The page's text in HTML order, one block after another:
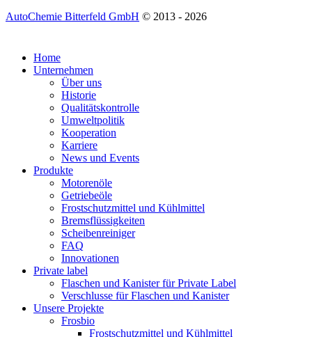
AutoChemie Bitterfeld GmbH © 2013 - 2026
Home
Unternehmen
Über uns
Historie
Qualitätskontrolle
Umweltpolitik
Kooperation
Karriere
News und Events
Produkte
Motorenöle
Getriebeöle
Frostschutzmittel und Kühlmittel
Bremsflüssigkeiten
Scheibenreiniger
FAQ
Innovationen
Private label
Flaschen und Kanister für Private Label
Verschlusse für Flaschen und Kanister
Unsere Projekte
Frosbio
Frostschutzmittel und Kühlmittel